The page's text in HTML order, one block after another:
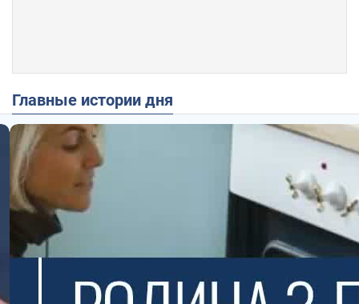
Главные истории дня